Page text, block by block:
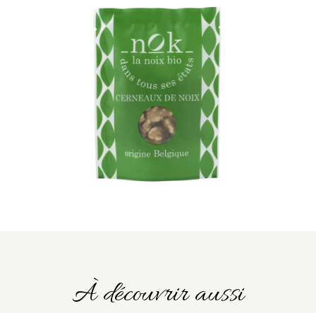
À découvrir aussi